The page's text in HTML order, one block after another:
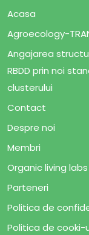
Acasa
Agroecology-
Angajarea
RBDD prin noi
clusterului
Contact
Despre noi
Membri
Organic living labs
Parteneri
Politica de
Politica de cooki-